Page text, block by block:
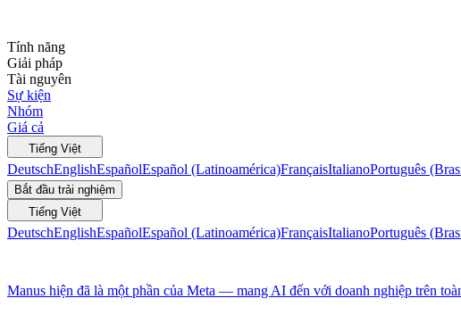
Tính năng
Giải pháp
Tài nguyên
Sự kiện
Nhóm
Giá cả
Tiếng Việt
DeutschEnglishEspañolEspañol (Latinoamérica)FrançaisItalianoPortuguês
Bắt đầu trải nghiệm
Tiếng Việt
DeutschEnglishEspañolEspañol (Latinoamérica)FrançaisItalianoPortuguês
Manus hiện đã là một phần của Meta — mang AI đến với doanh nghiệp trên